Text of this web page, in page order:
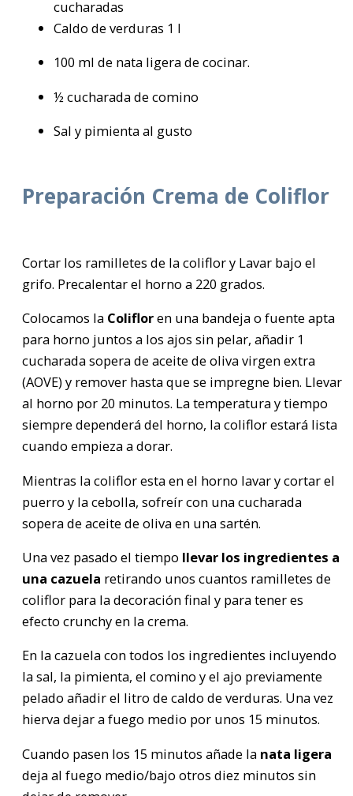
cucharadas
Caldo de verduras 1 l
100 ml de nata ligera de cocinar.
½ cucharada de comino
Sal y pimienta al gusto
Preparación Crema de Coliflor
Cortar los ramilletes de la coliflor y Lavar bajo el
grifo. Precalentar el horno a 220 grados.
Colocamos la Colifloren una bandeja o fuente apta
para horno juntos a los ajos sin pelar, añadir 1
cucharada sopera de aceite de oliva virgen extra
(AOVE) y remover hasta que se impregne bien. Llevar
al horno por 20 minutos. La temperatura y tiempo
siempre dependerá del horno, la coliflor estará lista
cuando empieza a dorar.
Mientras la coliflor esta en el horno lavar y cortar el
puerro y la cebolla, sofreír con una cucharada
sopera de aceite de oliva en una sartén.
Una vez pasado el tiempo llevar los ingredientes a
una cazuela retirando unos cuantos ramilletes de
coliflor para la decoración final y para tener es
efecto crunchy en la crema.
En la cazuela con todos los ingredientes incluyendo
la sal, la pimienta, el comino y el ajo previamente
pelado añadir el litro de caldo de verduras. Una vez
hierva dejar a fuego medio por unos 15 minutos.
Cuando pasen los 15 minutos añade la nata ligera
deja al fuego medio/bajo otros diez minutos sin